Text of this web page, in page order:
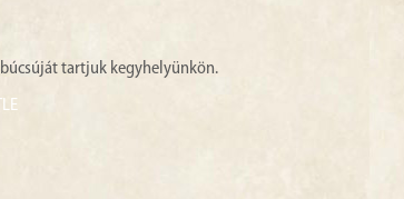
tartjuk kegyhelyünkön.